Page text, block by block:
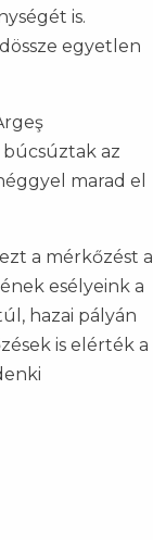
is.
egyetlen
az
marad el
a mérkőzést a
esélyeink a
hazai pályán
is elérték a